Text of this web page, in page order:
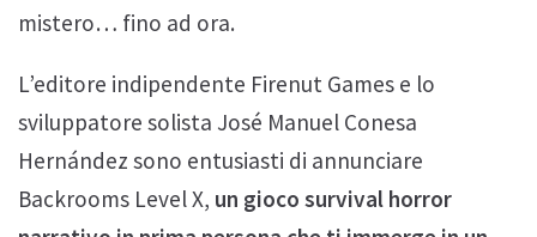
mistero… fino ad ora.
L’editore indipendente Firenut Games e lo
sviluppatore solista José Manuel Conesa
Hernández sono entusiasti di annunciare
Backrooms Level X, un gioco survival horror